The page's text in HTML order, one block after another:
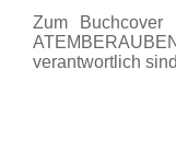
Zum
verantwortlich